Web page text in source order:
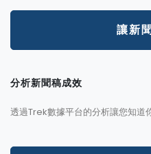
讓新
分析新聞稿成效
透過Trek數據平台的分析讓您知道